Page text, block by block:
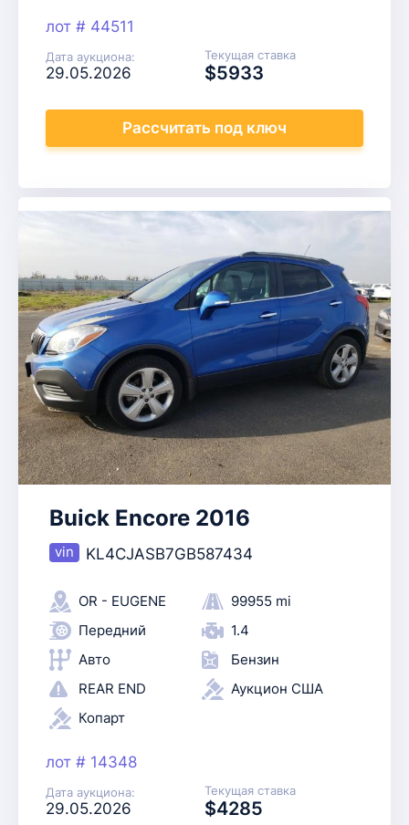
лот # 44511
Дата аукциона:
29.05.2026
Текущая ставка
$5933
Рассчитать под ключ
Buick Encore 2016
KL4CJASB7GB587434
OR - EUGENE
99955 mi
Передний
1.4
Авто
Бензин
REAR END
Аукцион США
Копарт
лот # 14348
Дата аукциона:
29.05.2026
Текущая ставка
$4285